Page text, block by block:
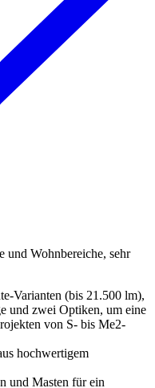
und Wohnbereiche, sehr
Varianten (bis 21.500 lm),
und zwei Optiken, um eine
von S- bis Me2-
hochwertigem
und Masten für ein